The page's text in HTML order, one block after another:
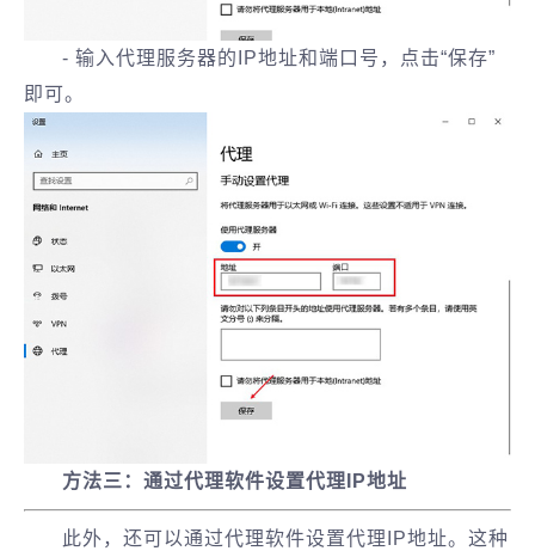
- 输入代理服务器的IP地址和端口号，点击“保存”
即可。
方法三：通过代理软件设置代理IP地址
此外，还可以通过代理软件设置代理IP地址。这种